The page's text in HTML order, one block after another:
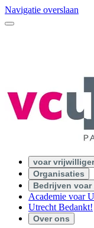
Navigatie overslaan
voar
Organisaties
Bedrijven voar
Academie voar
Utrecht Bedankt!
Over ons